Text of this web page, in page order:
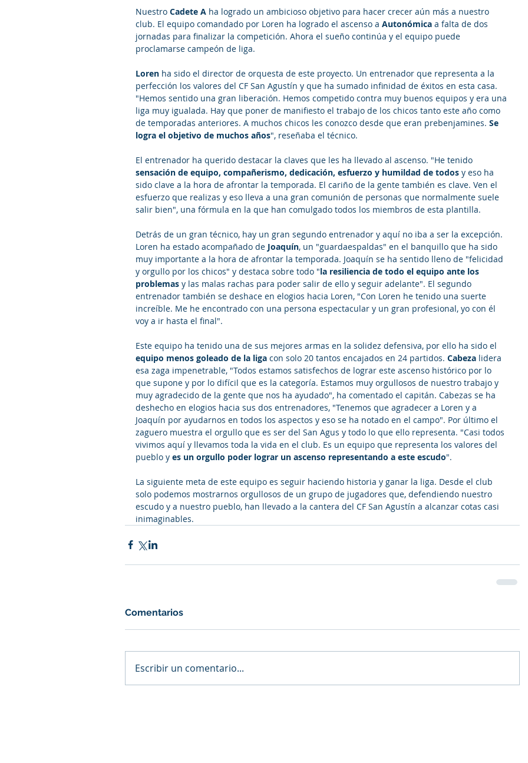
Nuestro Cadete A ha logrado un ambicioso objetivo para hacer crecer aún más a nuestro
club. El equipo comandado por Loren ha logrado el ascenso a Autonómica a falta de dos
jornadas para finalizar la competición. Ahora el sueño continúa y el equipo puede
proclamarse campeón de liga.
Loren ha sido el director de orquesta de este proyecto. Un entrenador que representa a la
perfección los valores del CF San Agustín y que ha sumado infinidad de éxitos en esta casa.
"Hemos sentido una gran liberación. Hemos competido contra muy buenos equipos y era una
liga muy igualada. Hay que poner de manifiesto el trabajo de los chicos tanto este año como
de temporadas anteriores. A muchos chicos les conozco desde que eran prebenjamines. Se
logra el objetivo de muchos años", reseñaba el técnico.
El entrenador ha querido destacar la claves que les ha llevado al ascenso. "He tenido
sensación de equipo, compañerismo, dedicación, esfuerzo y humildad de todos y eso ha
sido clave a la hora de afrontar la temporada. El cariño de la gente también es clave. Ven el
esfuerzo que realizas y eso lleva a una gran comunión de personas que normalmente suele
salir bien", una fórmula en la que han comulgado todos los miembros de esta plantilla.
Detrás de un gran técnico, hay un gran segundo entrenador y aquí no iba a ser la excepción.
Loren ha estado acompañado de Joaquín, un "guardaespaldas" en el banquillo que ha sido
muy importante a la hora de afrontar la temporada. Joaquín se ha sentido lleno de "felicidad
y orgullo por los chicos" y destaca sobre todo "la resiliencia de todo el equipo ante los
problemas y las malas rachas para poder salir de ello y seguir adelante". El segundo
entrenador también se deshace en elogios hacia Loren, "Con Loren he tenido una suerte
increíble. Me he encontrado con una persona espectacular y un gran profesional, yo con él
voy a ir hasta el final".
Este equipo ha tenido una de sus mejores armas en la solidez defensiva, por ello ha sido el
equipo menos goleado de la liga con solo 20 tantos encajados en 24 partidos. Cabeza lidera
esa zaga impenetrable, "Todos estamos satisfechos de lograr este ascenso histórico por lo
que supone y por lo difícil que es la categoría. Estamos muy orgullosos de nuestro trabajo y
muy agradecido de la gente que nos ha ayudado", ha comentado el capitán. Cabezas se ha
deshecho en elogios hacia sus dos entrenadores, "Tenemos que agradecer a Loren y a
Joaquín por ayudarnos en todos los aspectos y eso se ha notado en el campo". Por último el
zaguero muestra el orgullo que es ser del San Agus y todo lo que ello representa. "Casi todos
vivimos aquí y llevamos toda la vida en el club. Es un equipo que representa los valores del
pueblo y es un orgullo poder lograr un ascenso representando a este escudo".
La siguiente meta de este equipo es seguir haciendo historia y ganar la liga. Desde el club
solo podemos mostrarnos orgullosos de un grupo de jugadores que, defendiendo nuestro
escudo y a nuestro pueblo, han llevado a la cantera del CF San Agustín a alcanzar cotas casi
inimaginables.
Comentarios
Escribir un comentario...